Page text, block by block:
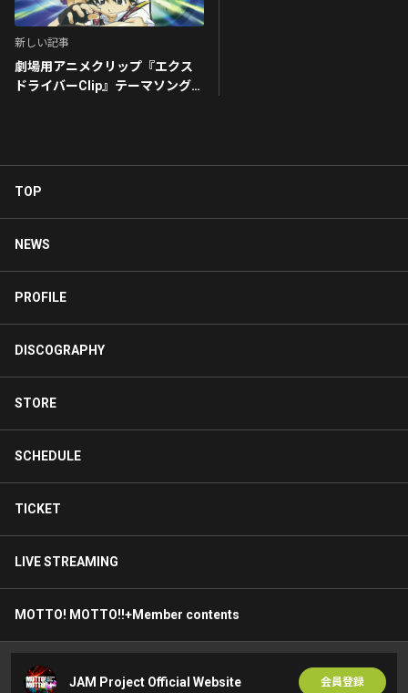
新しい記事
劇場用アニメクリップ『エクス
ドライバーClip』テーマソング
TOP
NEWS
PROFILE
DISCOGRAPHY
STORE
SCHEDULE
TICKET
LIVE STREAMING
MOTTO! MOTTO!!+Member contents
JAM Project Official Website 会員登録